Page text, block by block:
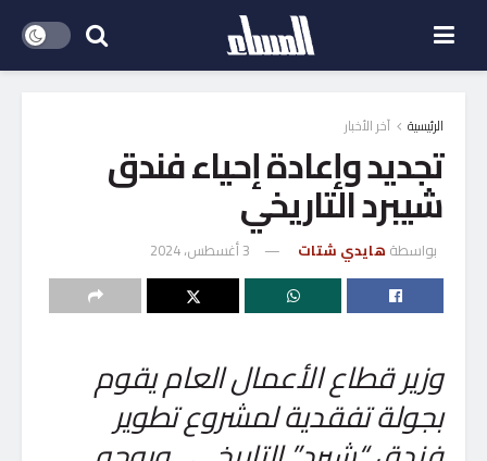
الرئيسية آخر الأخبار
تجديد وإعادة إحياء فندق
شيبرد التاريخي
بواسطة هايدي شتات 3 أغسطس، 2024
وزير قطاع الأعمال العام يقوم
بجولة تفقدية لمشروع تطوير